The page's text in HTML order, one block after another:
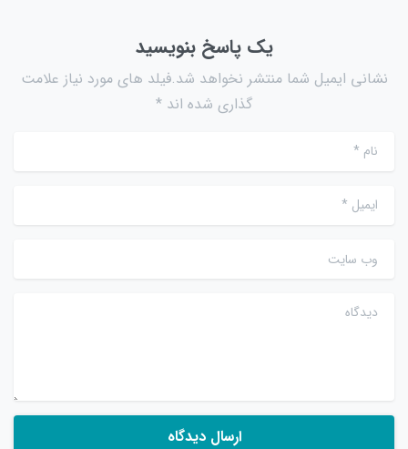
یک پاسخ بنویسید
نشانی ایمیل شما منتشر نخواهد شد.فیلد های مورد نیاز علامت
گذاری شده اند *
نام*
ایمیل *
وب سایت
دیدگاه